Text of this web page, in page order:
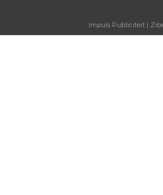
Impuls Publiciteit |